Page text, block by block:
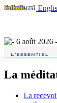
6 août 2026 -
La
La